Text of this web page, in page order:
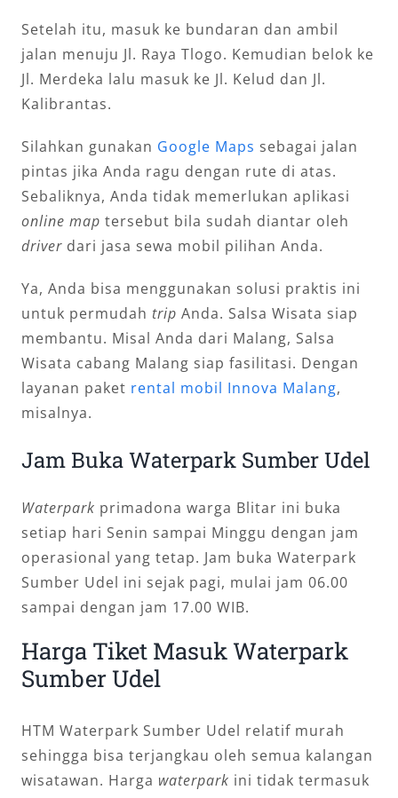
Setelah itu, masuk ke bundaran dan ambil
jalan menuju Jl. Raya Tlogo. Kemudian belok ke
Jl. Merdeka lalu masuk ke Jl. Kelud dan Jl.
Kalibrantas.
Silahkan gunakan Google Maps sebagai jalan
pintas jika Anda ragu dengan rute di atas.
Sebaliknya, Anda tidak memerlukan aplikasi
online map tersebut bila sudah diantar oleh
driverdari jasa sewa mobil pilihan Anda.
Ya, Anda bisa menggunakan solusi praktis ini
untuk permudah trip Anda. Salsa Wisata siap
membantu. Misal Anda dari Malang, Salsa
Wisata cabang Malang siap fasilitasi. Dengan
layanan paket rental mobil Innova Malang,
misalnya.
Jam Buka Waterpark Sumber Udel
Waterpark primadona warga Blitar ini buka
setiap hari Senin sampai Minggu dengan jam
operasional yang tetap. Jam buka Waterpark
Sumber Udel ini sejak pagi, mulai jam 06.00
sampai dengan jam 17.00 WIB.
Harga Tiket Masuk Waterpark
Sumber Udel
HTM Waterpark Sumber Udel relatif murah
sehingga bisa terjangkau oleh semua kalangan
wisatawan. Harga waterpark ini tidak termasuk